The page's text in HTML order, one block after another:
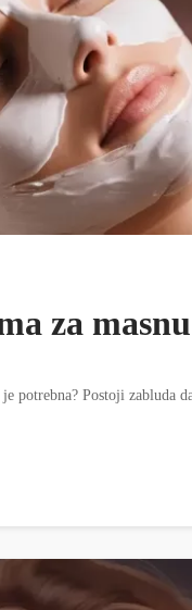
za
potrebna? Postoji zabluda